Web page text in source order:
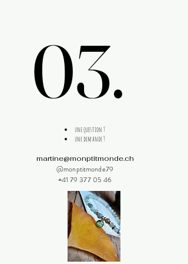
03.
03.
une question ?
une demande ?
martine@monptitmonde.ch
@monptitmonde79
+41 79 377 05 46